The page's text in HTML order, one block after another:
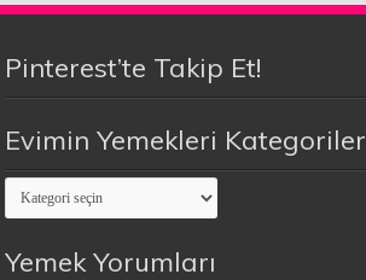
Pinterest’te Takip Et!
Evimin Yemekleri Kategoriler
Evimin
Yemekleri
Kategoriler
Yemek Yorumları